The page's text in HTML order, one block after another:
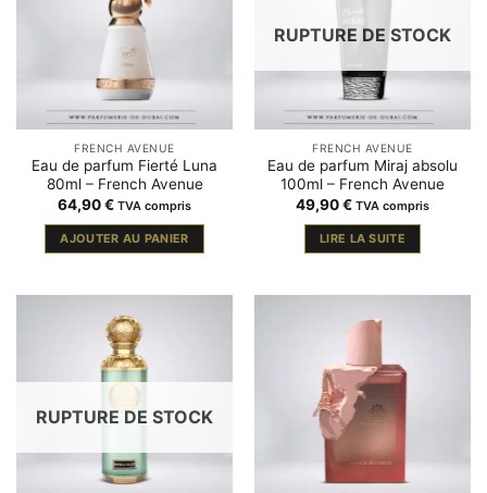
FRENCH AVENUE
Eau de parfum Fierté Luna
80ml – French Avenue
64,90€ TVA compris
AJOUTER AU PANIER
RUPTURE DE STOCK
FRENCH AVENUE
Eau de parfum Miraj absolu
100ml – French Avenue
49,90€ TVA compris
LIRE LA SUITE
RUPTURE DE STOCK